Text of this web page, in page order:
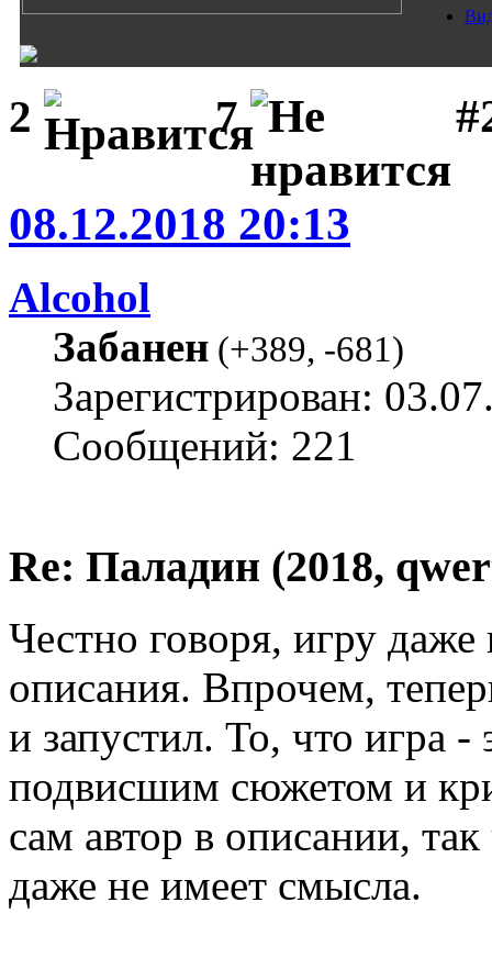
2 7
08.12.2018 20:13
Alcohol
Забанен (+389, -681)
Зарегистрирован:
Сообщений: 221
Re: Паладин (2018,
Честно говоря, игру даже
описания. Впрочем,
и запустил. То, что игра -
подвисшим сюжетом и
сам автор в описании,
даже не имеет смысла.